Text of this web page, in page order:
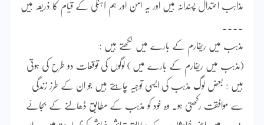
مذاہب اعتدال پسندانہ ہیں اور یہ امن اور ہم آہنگی کے قیام کا ذریعہ ہیں
مذہب میں ریفارم کے بارے میں لکھتے ہیں :
(مذہب میں ریفارم کے بارے میں ) لوگوں کی توقعات دو طرح کی ہوتی
ہیں : بعض لوگ مذہب کی ایسی توجیہ چاہتے ہیں جو ان کے طرز زندگی
سے موافقت رکھتی ہو۔ وہ خود کو مذہب کے مطابق ڈھالنے کے بجائے